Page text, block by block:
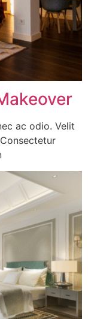
ac odio. Velit